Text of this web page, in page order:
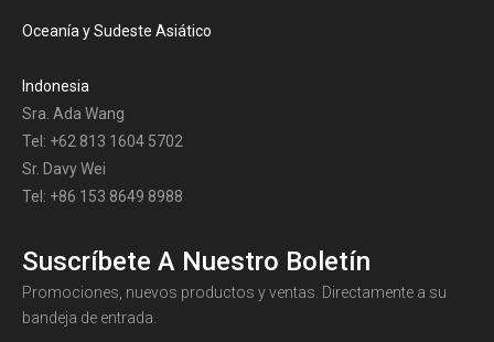
Oceanía y Sudeste Asiático
Indonesia
Sra. Ada Wang
Tel: +62 813 1604 5702
Sr. Davy Wei
Tel: +86 153 8649 8988
Suscríbete A Nuestro Boletín
Promociones, nuevos productos y ventas. Directamente a su
bandeja de entrada.